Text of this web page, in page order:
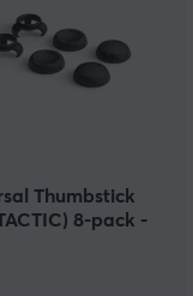
Thumbstick
8-pack -